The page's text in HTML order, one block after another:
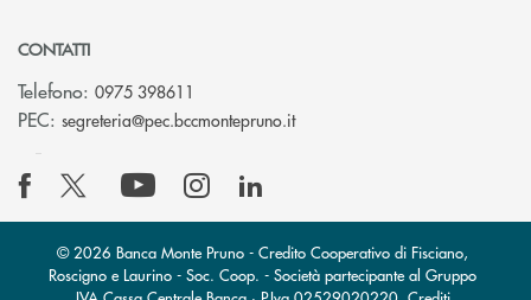
CONTATTI
Telefono: 0975 398611
PEC: segreteria@pec.bccmontepruno.it(si apre l’app di posta
© 2026 Banca Monte Pruno - Credito Cooperativo di Fisciano,
Roscigno e Laurino - Soc. Coop. - Società partecipante al Gruppo